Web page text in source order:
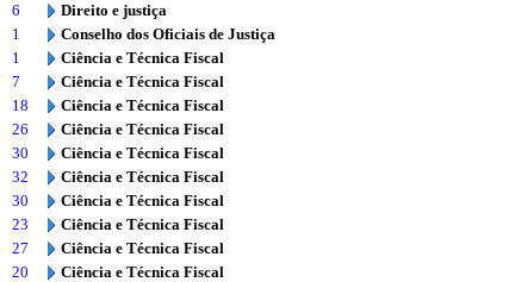
6
Direito e justiça
1
Conselho dos Oficiais de Justiça
1
Ciência e Técnica Fiscal
7
Ciência e Técnica Fiscal
18
Ciência e Técnica Fiscal
26
Ciência e Técnica Fiscal
30
Ciência e Técnica Fiscal
32
Ciência e Técnica Fiscal
30
Ciência e Técnica Fiscal
23
Ciência e Técnica Fiscal
27
Ciência e Técnica Fiscal
20
Ciência e Técnica Fiscal